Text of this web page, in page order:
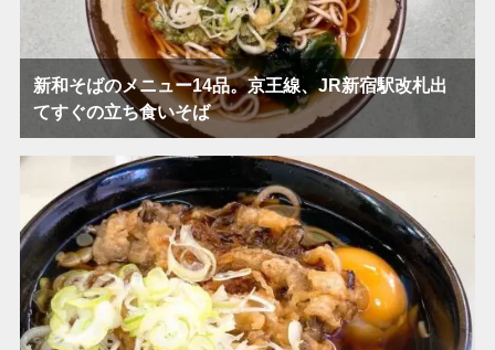
新和そばのメニュー14品。京王線、JR新宿駅改札出
てすぐの立ち食いそば